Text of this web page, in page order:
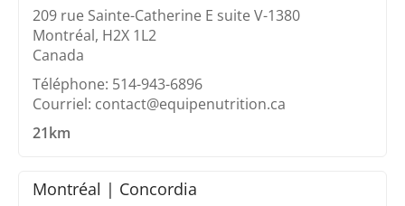
209 rue Sainte-Catherine E suite V-1380
Montréal, H2X 1L2
Canada
Téléphone: 514-943-6896
Courriel: contact@equipenutrition.ca
21km
Montréal | Concordia